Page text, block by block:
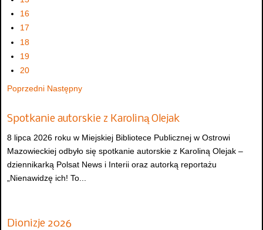
16
17
18
19
20
Poprzedni Następny
Spotkanie autorskie z Karoliną Olejak
8 lipca 2026 roku w Miejskiej Bibliotece Publicznej w Ostrowi
Mazowieckiej odbyło się spotkanie autorskie z Karoliną Olejak –
dziennikarką Polsat News i Interii oraz autorką reportażu
„Nienawidzę ich! To...
Dionizje 2026